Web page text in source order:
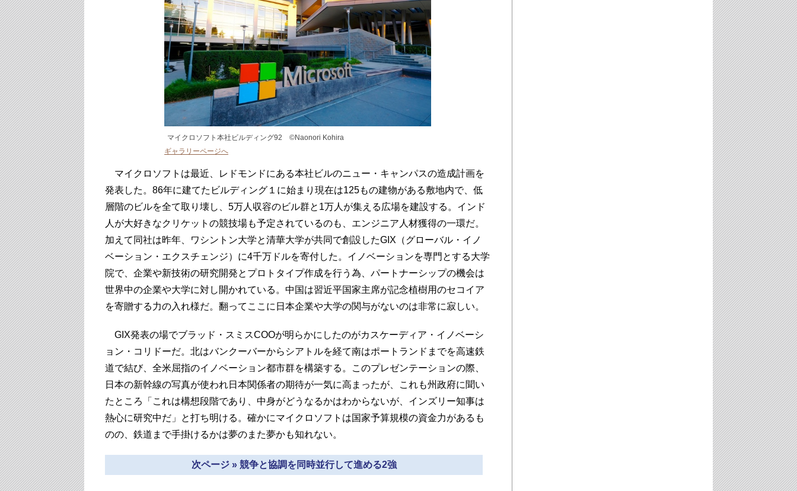
マイクロソフト本社ビルディング92 ©️Naonori Kohira
ギャラリーページへ
マイクロソフトは最近、レドモンドにある本社ビルのニュー・キャンパスの造成計画を
発表した。86年に建てたビルディング１に始まり現在は125もの建物がある敷地内で、低
層階のビルを全て取り壊し、5万人収容のビル群と1万人が集える広場を建設する。インド
人が大好きなクリケットの競技場も予定されているのも、エンジニア人材獲得の一環だ。
加えて同社は昨年、ワシントン大学と清華大学が共同で創設したGIX（グローバル・イノ
ベーション・エクスチェンジ）に4千万ドルを寄付した。イノベーションを専門とする大学
院で、企業や新技術の研究開発とプロトタイプ作成を行う為、パートナーシップの機会は
世界中の企業や大学に対し開かれている。中国は習近平国家主席が記念植樹用のセコイア
を寄贈する力の入れ様だ。翻ってここに日本企業や大学の関与がないのは非常に寂しい。
GIX発表の場でブラッド・スミスCOOが明らかにしたのがカスケーディア・イノベーシ
ョン・コリドーだ。北はバンクーバーからシアトルを経て南はポートランドまでを高速鉄
道で結び、全米屈指のイノベーション都市群を構築する。このプレゼンテーションの際、
日本の新幹線の写真が使われ日本関係者の期待が一気に高まったが、これも州政府に聞い
たところ「これは構想段階であり、中身がどうなるかはわからないが、インズリー知事は
熱心に研究中だ」と打ち明ける。確かにマイクロソフトは国家予算規模の資金力があるも
のの、鉄道まで手掛けるかは夢のまた夢かも知れない。
次ページ » 競争と協調を同時並行して進める2強